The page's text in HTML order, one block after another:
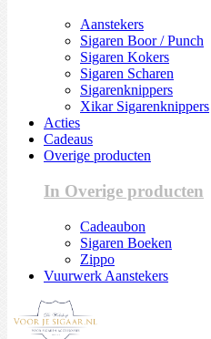
Aanstekers
Sigaren Boor / Punch
Sigaren Kokers
Sigaren Scharen
Sigarenknippers
Xikar Sigarenknippers
Acties
Cadeaus
Overige producten
In Overige producten
Cadeaubon
Sigaren Boeken
Zippo
Vuurwerk Aanstekers